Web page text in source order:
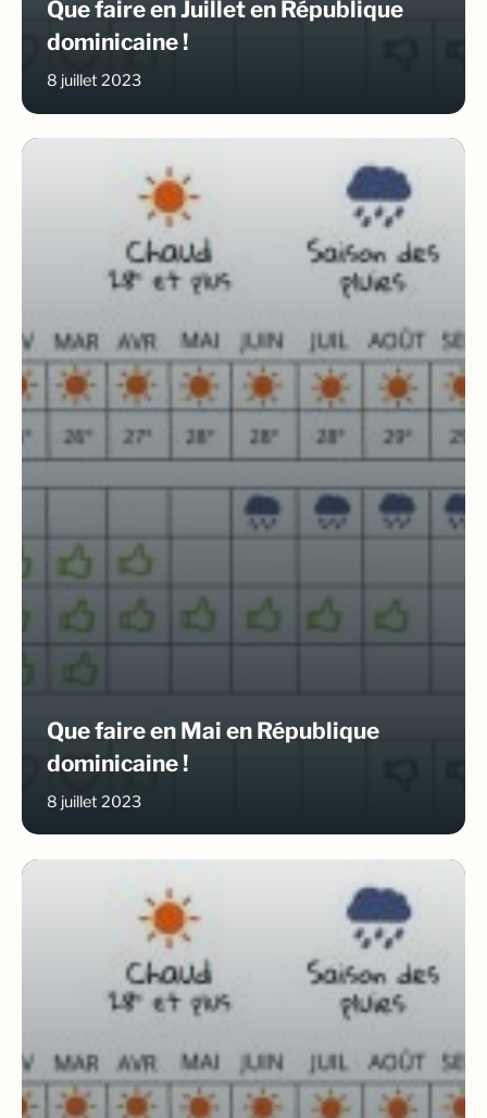
Que faire en Juillet en République
dominicaine !
8 juillet 2023
Que faire en Mai en République
dominicaine !
8 juillet 2023